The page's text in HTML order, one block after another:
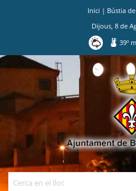
Inici | Bústia
Dijous, 8de
39º